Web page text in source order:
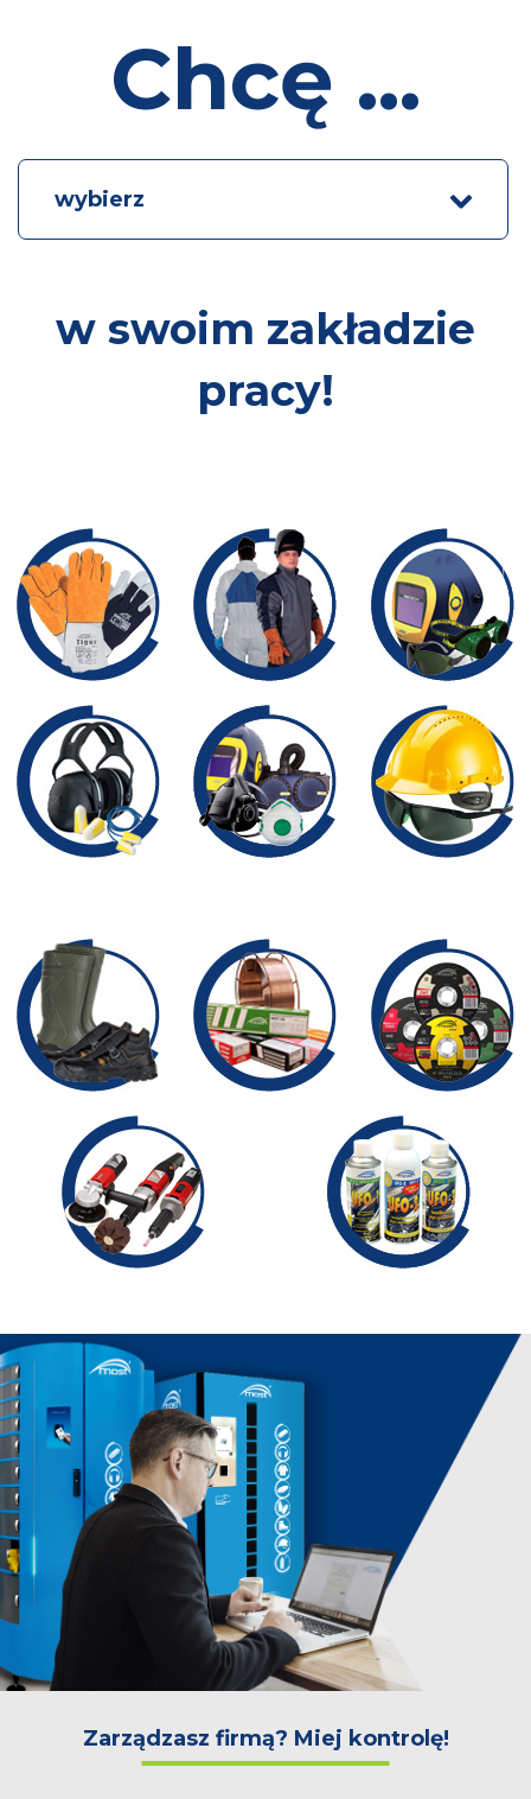
Chcę ...
wybierz
w swoim zakładzie
pracy!
Zarządzasz firmą? Miej kontrolę!